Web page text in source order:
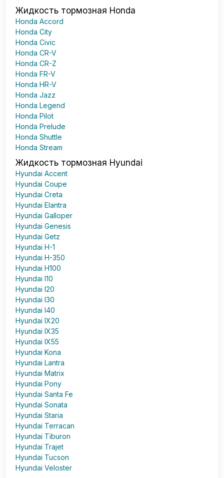
Жидкость тормозная Honda
Honda Accord
Honda City
Honda Civic
Honda CR-V
Honda CR-Z
Honda FR-V
Honda HR-V
Honda Jazz
Honda Legend
Honda Pilot
Honda Prelude
Honda Shuttle
Honda Stream
Жидкость тормозная Hyundai
Hyundai Accent
Hyundai Coupe
Hyundai Creta
Hyundai Elantra
Hyundai Galloper
Hyundai Genesis
Hyundai Getz
Hyundai H-1
Hyundai H-350
Hyundai H100
Hyundai I10
Hyundai I20
Hyundai I30
Hyundai I40
Hyundai IX20
Hyundai IX35
Hyundai IX55
Hyundai Kona
Hyundai Lantra
Hyundai Matrix
Hyundai Pony
Hyundai Santa Fe
Hyundai Sonata
Hyundai Staria
Hyundai Terracan
Hyundai Tiburon
Hyundai Trajet
Hyundai Tucson
Hyundai Veloster